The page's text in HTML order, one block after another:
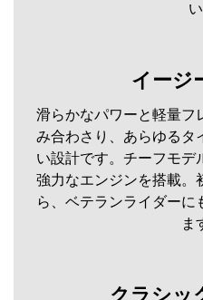
い
イージ
滑らかなパワーと軽量フ
み合わさり、あらゆるタ
い設計です。チーフモデ
強力なエンジンを搭載。
ら、ベテランライダーに
ま
クラシッ